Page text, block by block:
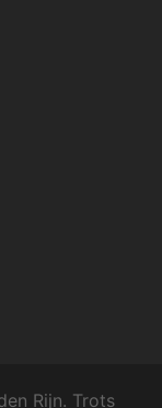
Rijn. Trots